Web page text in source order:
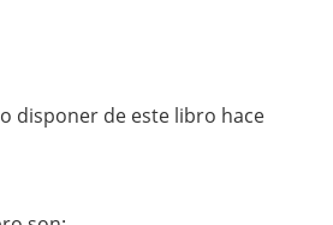
disponer de este libro hace